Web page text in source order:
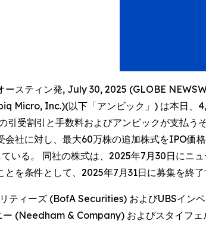
ースティン発, July 30, 2025 (GLOBE
Micro, Inc.)(以下「アンビック」) は本日、
引受割引と手数料およびアンビックが支払
会社に対し、最大60万株の追加株式をIPO価
いる。 同社の株式は、2025年7月30日にニ
とを条件として、2025年7月31日に募集を終了
ティーズ (BofA Securities) およびUBSイン
ー (Needham & Company) およびスタイフェ